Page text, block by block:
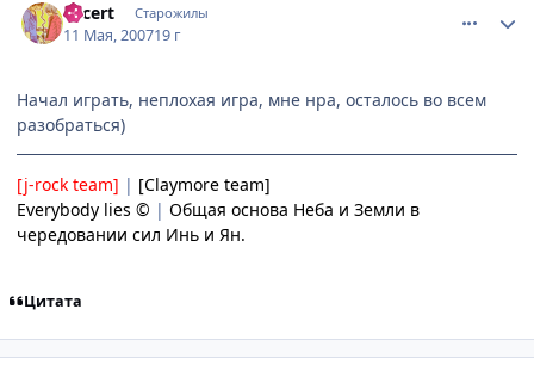
Lacert Старожилы
11 Мая, 200719 г
Начал играть, неплохая игра, мне нра, осталось во всем
разобраться)
[j-rock team] | [Claymore team]
Everybody lies © | Общая основа Неба и Земли в
чередовании сил Инь и Ян.
Цитата